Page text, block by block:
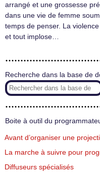
arrangé et une grossesse
dans une vie de femme
temps de penser. La
et tout implose…
Recherche dans la base de
Boite à outil du
Avant d’organiser une
La marche à suivre pour
Diffuseurs spécialisés